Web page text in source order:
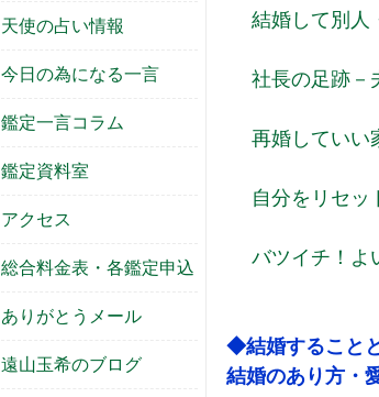
結婚して別人
社長の足跡－
再婚していい
自分をリセッ
バツイチ！よ
◆結婚すること
結婚のあり方・
天使の占い情報
今日の為になる一言
鑑定一言コラム
鑑定資料室
アクセス
総合料金表・各鑑定申込
ありがとうメール
遠山玉希のブログ